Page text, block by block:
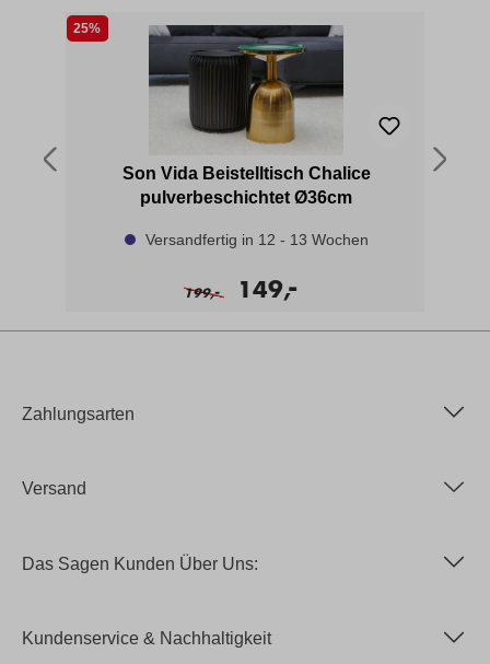
25%
Son Vida Beistelltisch Chalice
pulverbeschichtet Ø36cm
Versandfertig in 12 - 13 Wochen
199,
- 149,
-
Zahlungsarten
Versand
Das Sagen Kunden Über Uns:
Kundenservice & Nachhaltigkeit